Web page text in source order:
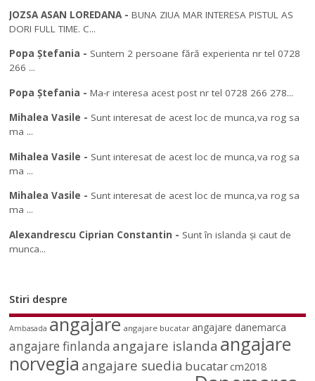
JOZSA ASAN LOREDANA-BUNA ZIUA MAR INTERESA PISTUL AS
DORI FULL TIME. C...
Popa Ștefania - Suntem 2 persoane fără experienta nr tel 0728
266 ...
Popa Ștefania -Ma-r interesa acest post nr tel 0728 266 278...
Mihalea Vasile - Sunt interesat de acest loc de munca,va rog sa
ma ...
Mihalea Vasile - Sunt interesat de acest loc de munca,va rog sa
ma ...
Mihalea Vasile - Sunt interesat de acest loc de munca,va rog sa
ma ...
Alexandrescu Ciprian Constantin - Sunt în islanda și caut de
munca...
Stiri despre
Ambasada angajare angajare bucatar angajare danemarca
angajare finlanda angajare islanda angajare
norvegia angajare suedia bucatarcm2018